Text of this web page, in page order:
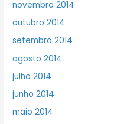
novembro 2014
outubro 2014
setembro 2014
agosto 2014
julho 2014
junho 2014
maio 2014